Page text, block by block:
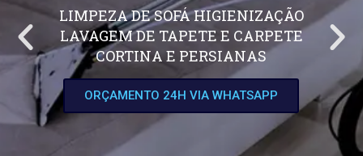
LIMPEZA DE SOFÁ HIGIENIZAÇÃO
LAVAGEM DE TAPETE E CARPETE
CORTINA E PERSIANAS
ORÇAMENTO 24H VIA WHATSAPP